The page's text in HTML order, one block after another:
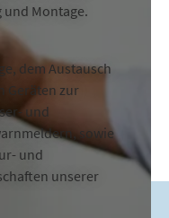
und Montage.
dem Austausch
Geräten zur
und
sowie
und
unserer